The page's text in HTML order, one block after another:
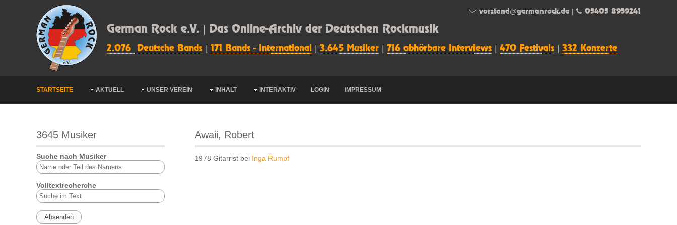
German Rock e.V. | Das Online-Archiv der Deutschen Rockmusik
2.076 Deutsche Bands 171 Bands - International 3.645 Musiker 716 abhörbare Interviews 470 Festivals 332 Konzerte
vorstand@germanrock.de 05405 8959241
STARTSEITE AKTUELL UNSER VEREIN INHALT INTERAKTIV LOGIN IMPRESSUM
3645 Musiker
Suche nach Musiker
Volltextrecherche
Awaii, Robert
1978 Gitarrist bei Inga Rumpf